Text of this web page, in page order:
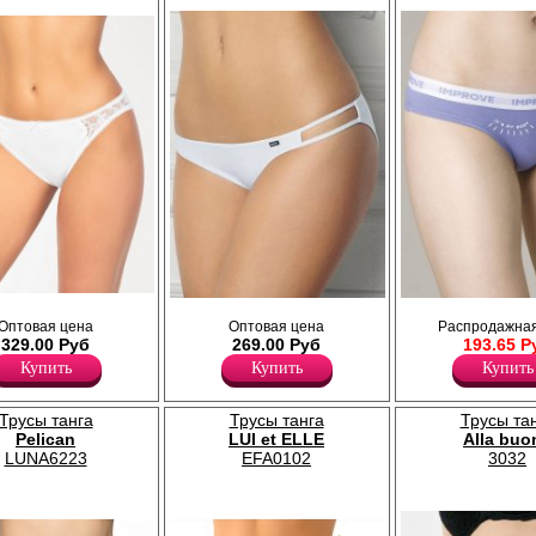
белья.
стирка при 30С.
ощупь подходят даже для самой
чувствительной кожи. Удобная
повседневная модель.
Хлопок 95%
Эластан 5%
вставками и
бантиком, х/б
цена
329.00 Руб
Купить
линия талии, с узкой боковой частью, х/б
ластовица.
Хлопок 95%
Эластан 5%
Оптовая цена
269.00 Руб
Купить
талии из хлопка, принт на
изделия, по талии резинка
надписью-IMPROVE, х/б
Хлопок 93%
Эластан 7%
193.65
Купить
Трусы танга
Pelican
LUNA6223
Трусы танга
LUI et ELLE
EFA0102
Трусы
Alla
3032